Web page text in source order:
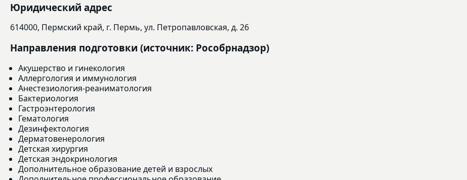
Юридический адрес
614000, Пермский край, г. Пермь, ул. Петропавловская, д. 26
Направления подготовки (источник: Рособрнадзор)
Акушерство и гинекология
Аллергология и иммунология
Анестезиология-реаниматология
Бактериология
Гастроэнтерология
Гематология
Дезинфектология
Дерматовенерология
Детская хирургия
Детская эндокринология
Дополнительное образование детей и взрослых